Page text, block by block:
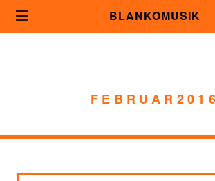
BLANKOMUSIK
FEBRUAR2016